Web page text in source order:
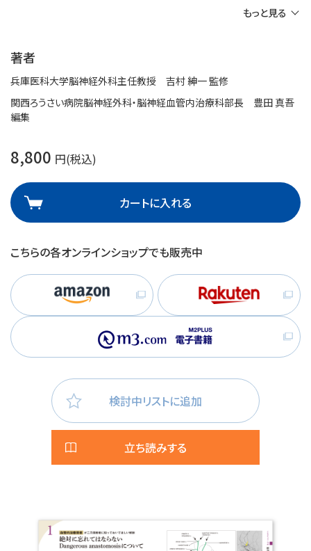
もっと見る
著者
兵庫医科大学脳神経外科主任教授 吉村 紳一 監修
関西ろうさい病院脳神経外科・脳神経血管内治療科部長 豊田 真吾
編集
8,800 円(税込)
カートに入れる
こちらの各オンラインショップでも販売中
検討中リストに追加
立ち読みする